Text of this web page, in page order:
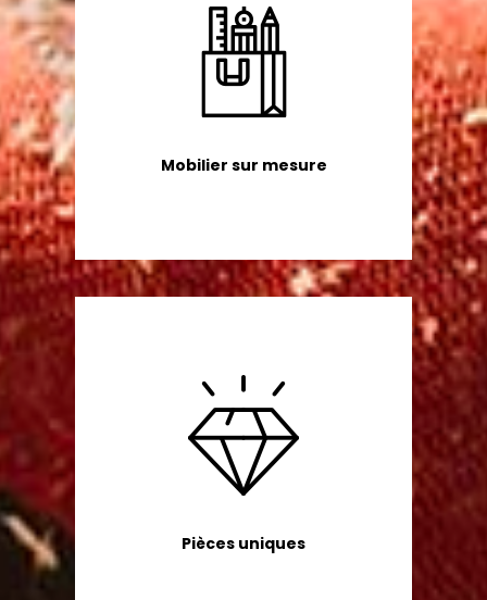
Mobilier sur mesure
Pièces uniques